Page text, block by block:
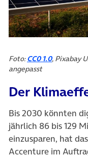
Foto:CC0 1.0, Pixabay
angepasst
Der
Bis 2030 könnten
jährlich 86 bis 129
einzusparen, hat
Accenture im